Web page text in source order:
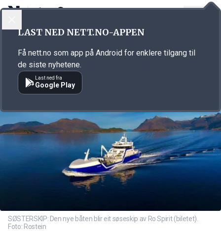
Annonsørinnhold
SØSTERSKIP: Den nye båten blir eit søseskip av Ro Spirit (biletet).
Foto: Rostein
LAST NED NETT.NO-APPEN
Få nett.no som app på Android for enklere tilgang til
de siste nyhetene.
Last ned fra
Google Play